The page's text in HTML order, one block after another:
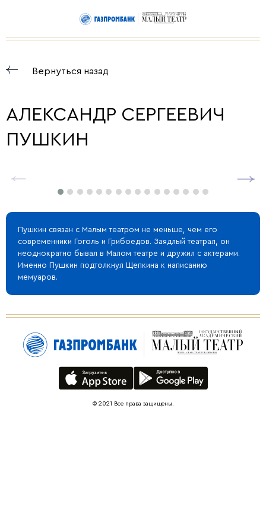
Вернуться назад
АЛЕКСАНДР СЕРГЕЕВИЧ
ПУШКИН
Пушкин связан с Малым театром не меньше, чем его
современники Гоголь и Грибоедов. Заядлый театрал, он
неоднократно бывал в Малом театре и дружил с актерами.
Именно Пушкин подтолкнул Щепкина к написанию
мемуаров.
© 2021 Все права защищены.